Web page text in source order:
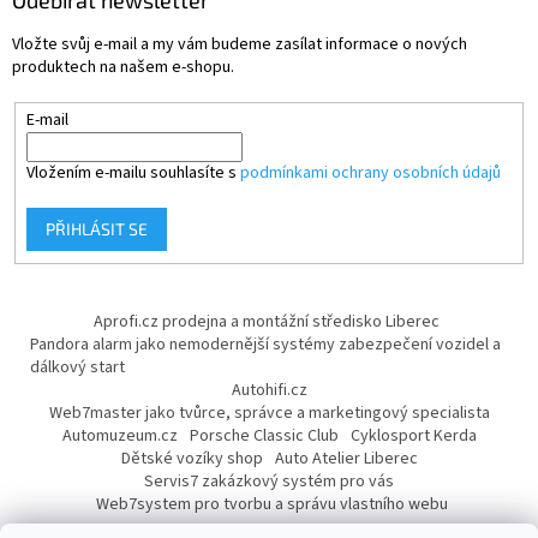
Vložte svůj e-mail a my vám budeme zasílat informace o nových
produktech na našem e-shopu.
E-mail
Vložením e-mailu souhlasíte s podmínkami ochrany osobních údajů
PŘIHLÁSIT SE
Aprofi.cz prodejna a montážní středisko Liberec
Pandora alarm jako nemodernější systémy zabezpečení vozidel a
dálkový start
Autohifi.cz
Web7master jako tvůrce, správce a marketingový specialista
Automuzeum.cz Porsche Classic Club Cyklosport Kerda
Dětské vozíky shop Auto Atelier Liberec
Servis7 zakázkový systém pro vás
Web7system pro tvorbu a správu vlastního webu